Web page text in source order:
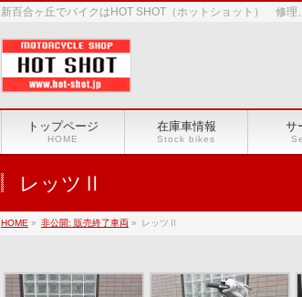
新百合ヶ丘でバイクはHOT SHOT（ホットショット） 修
トップページ
HOME
在庫車情報
Stock bikes
サ
レッツⅡ
HOME » 非公開: 販売終了車両 » レッツⅡ